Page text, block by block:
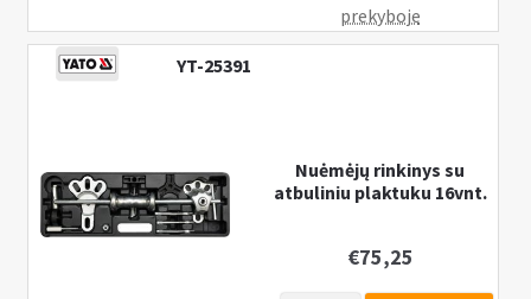
,
prekyboje
YT-25391
Nuėmėjų rinkinys su
atbuliniu plaktuku 16vnt.
€75,25